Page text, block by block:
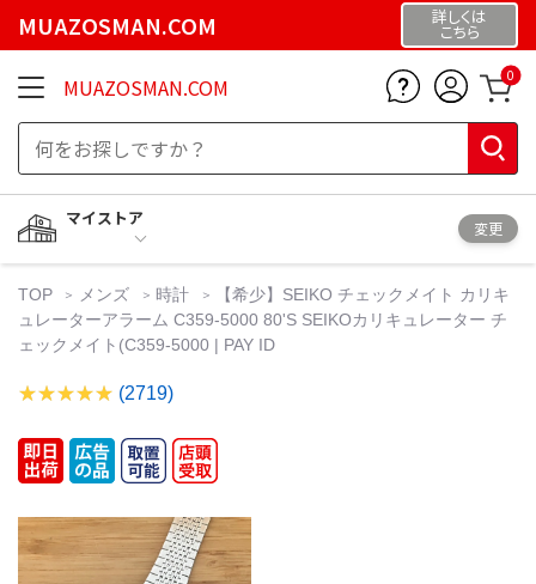
MUAZOSMAN.COM 詳しくは
こちら
MUAZOSMAN.COM 0
マイストア
変更
TOP メンズ 時計
【希少】SEIKO チェックメイト カリキ
ュレーターアラーム C359-5000 80'S SEIKOカリキュレーター チ
ェックメイト(C359-5000 | PAY ID
(2719)